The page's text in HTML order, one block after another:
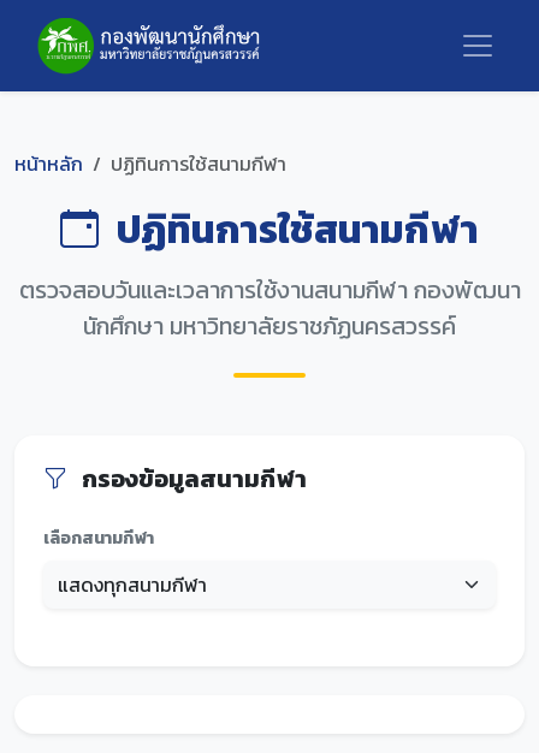
หน้าหลัก ปฏิทินการใช้สนามกีฬา
ปฏิทินการใช้สนามกีฬา
ตรวจสอบวันและเวลาการใช้งานสนามกีฬา กองพัฒนา
นักศึกษา มหาวิทยาลัยราชภัฏนครสวรรค์
กรองข้อมูลสนามกีฬา
เลือกสนามกีฬา